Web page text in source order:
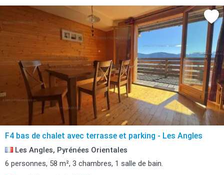
F4 bas de chalet avec terrasse et parking - Les Angles
Les Angles, Pyrénées Orientales
6 personnes, 58 m², 3 chambres, 1 salle de bain.